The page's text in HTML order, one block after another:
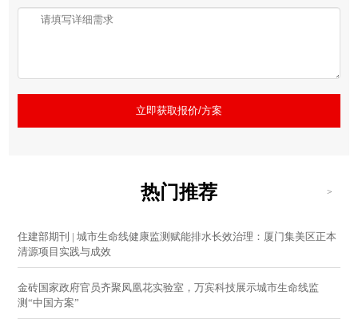
立即获取报价/方案
热门推荐 >
住建部期刊 | 城市生命线健康监测赋能排水长效治理：厦门集美区正本
清源项目实践与成效
金砖国家政府官员齐聚凤凰花实验室，万宾科技展示城市生命线监
测“中国方案”